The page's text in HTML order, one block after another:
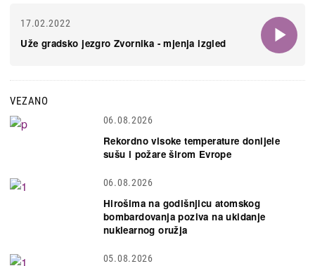
17.02.2022
Uže gradsko jezgro Zvornika - mjenja izgled
VEZANO
06.08.2026
Rekordno visoke temperature donijele
sušu i požare širom Evrope
06.08.2026
Hirošima na godišnjicu atomskog
bombardovanja poziva na ukidanje
nuklearnog oružja
05.08.2026